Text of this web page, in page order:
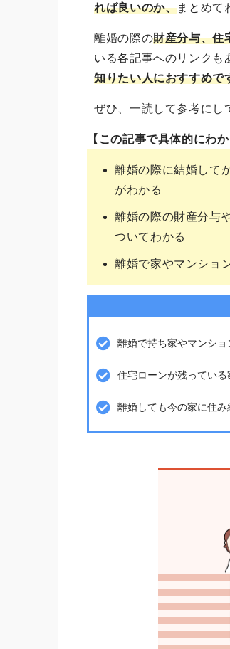
れば良いのか、まとめて
離婚の際の財産分与、住
いる各記事へのリンクも
知りたい人におすすめで
ぜひ、一読して参考にし
【この記事で具体的にわか
離婚の際に結婚して
がわかる
離婚の際の財産分与
ついてわかる
離婚で家やマンショ
離婚で持ち家やマンシ
住宅ローンが残ってい
離婚しても今の家に住